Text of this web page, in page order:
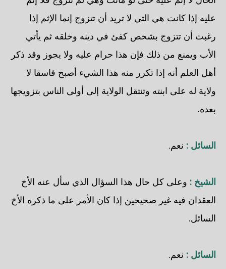
عليه إذا كانت هي التي لا تريد أن تتزوج إنما الإثم إذا
رغبت أن تتزوج بشخص كفئ في دينه وخلقه ثم يأتي
الأب ويمنع من ذلك فإن هذا حرام عليه ولا يجوز وقد ذكر
أهل العلم أنه إذا تكرر منه هذا الشيء أصبح فاسقا لا
ولاية له على ابنته وتنتقل الولاية إلى أولى الناس بتزويجها
بعده.
السائل : نعم.
الشيخ : وعلى كل حال هذا السؤال الذي سأل عنه الأخ
العقدان فيه غير صحيحين إذا كان الأمر على ما ذكره الأخ
السائل.
السائل : نعم.